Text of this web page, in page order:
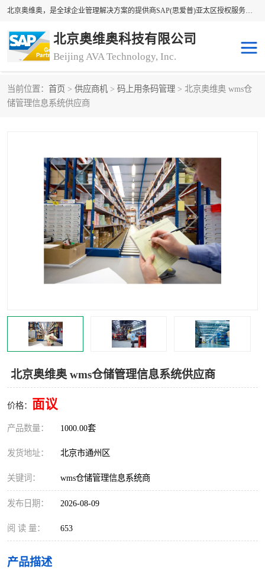
北京奥维奥，是全球企业管理解决方案的提供商SAP(思爱普)亚太区授权服务商领军者，SAP金牌服务商和代理商。企业ERP系统软件，SAP软件实施，17年来服务客户1500多家。提供SAP Business One，SAP Business ByDesign，SAP S/4HANA Cloud，SAP Analytics Cloud （分析云）等产品与解决方案。咨询专线：400-890-8880
北京奥维奥科技有限公司
Beijing AVA Technology, Inc.
当前位置： 首页 > 供应商机 > 码上用条码管理 > 北京奥维奥 wms仓
储管理信息系统供应商
北京奥维奥 wms仓储管理信息系统供应商
价格： 面议
产品数量： 1000.00套
发货地址： 北京市通州区
关键词： wms仓储管理信息系统商
发布日期： 2026-08-09
阅 读 量： 653
产品描述
sap系统
sap软件开发 sap管理系统
码上用条码管理 扫码系统
工厂ERP软件 制造业ERP系统
工厂ERP系统 皮具厂erp系统
食品厂erp系统 塑胶厂erp系统
小工厂erp系统 印染厂erp系统